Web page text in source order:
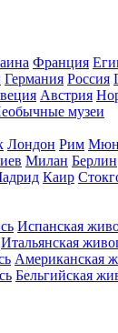
Франция
Германия Россия
Австрия
музеи
Лондон Рим
Милан Берлин
Каир
Испанская
Итальянская
Американская
Бельгийская